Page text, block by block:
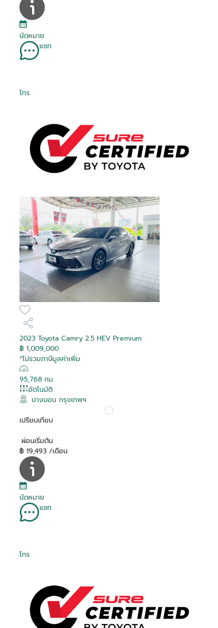
นัดหมาย
แชท
โทร
2023 Toyota Camry 2.5 HEV Premium
฿ 1,009,000
*ไม่รวมภาษีมูลค่าเพิ่ม
95,768 กม.
อัตโนมัติ
บางบอน กรุงเทพฯ
เปรียบเทียบ
ผ่อนเริ่มต้น
฿ 19,493 /เดือน
นัดหมาย
แชท
โทร